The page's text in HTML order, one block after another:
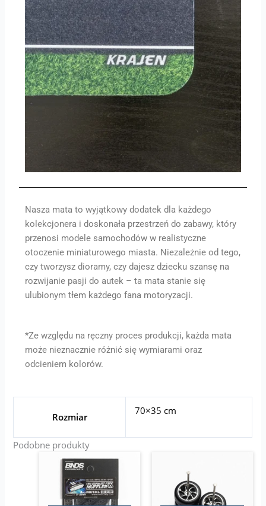
Nasza mata to wyjątkowy dodatek dla każdego
kolekcjonera i doskonała przestrzeń do zabawy, który
przenosi modele samochodów w realistyczne
otoczenie miniaturowego miasta. Niezależnie od tego,
czy tworzysz dioramy, czy dajesz dziecku szansę na
rozwijanie pasji do autek – ta mata stanie się
ulubionym tłem każdego fana motoryzacji.
*Ze względu na ręczny proces produkcji, każda mata
może nieznacznie różnić się wymiarami oraz
odcieniem kolorów.
Rozmiar
70×35 cm
Podobne produkty